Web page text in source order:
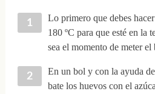
Lo primero que debes
180 ºC para que esté en la
sea el momento de meter el
En un bol y con la ayuda
bate los huevos con el